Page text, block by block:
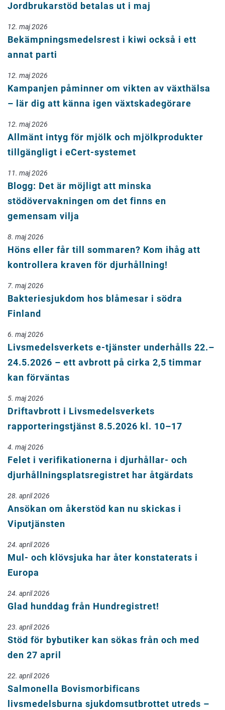
Jordbrukarstöd betalas ut i maj
12. maj 2026
Bekämpningsmedelsrest i kiwi också i ett
annat parti
12. maj 2026
Kampanjen påminner om vikten av växthälsa
– lär dig att känna igen växtskadegörare
12. maj 2026
Allmänt intyg för mjölk och mjölkprodukter
tillgängligt i eCert-systemet
11. maj 2026
Blogg: Det är möjligt att minska
stödövervakningen om det finns en
gemensam vilja
8. maj 2026
Höns eller får till sommaren? Kom ihåg att
kontrollera kraven för djurhållning!
7. maj 2026
Bakteriesjukdom hos blåmesar i södra
Finland
6. maj 2026
Livsmedelsverkets e-tjänster underhålls 22.–
24.5.2026 – ett avbrott på cirka 2,5 timmar
kan förväntas
5. maj 2026
Driftavbrott i Livsmedelsverkets
rapporteringstjänst 8.5.2026 kl. 10–17
4. maj 2026
Felet i verifikationerna i djurhållar- och
djurhållningsplatsregistret har åtgärdats
28. april 2026
Ansökan om åkerstöd kan nu skickas i
Viputjänsten
24. april 2026
Mul- och klövsjuka har åter konstaterats i
Europa
24. april 2026
Glad hunddag från Hundregistret!
23. april 2026
Stöd för bybutiker kan sökas från och med
den 27 april
22. april 2026
Salmonella Bovismorbificans
livsmedelsburna sjukdomsutbrottet utreds –